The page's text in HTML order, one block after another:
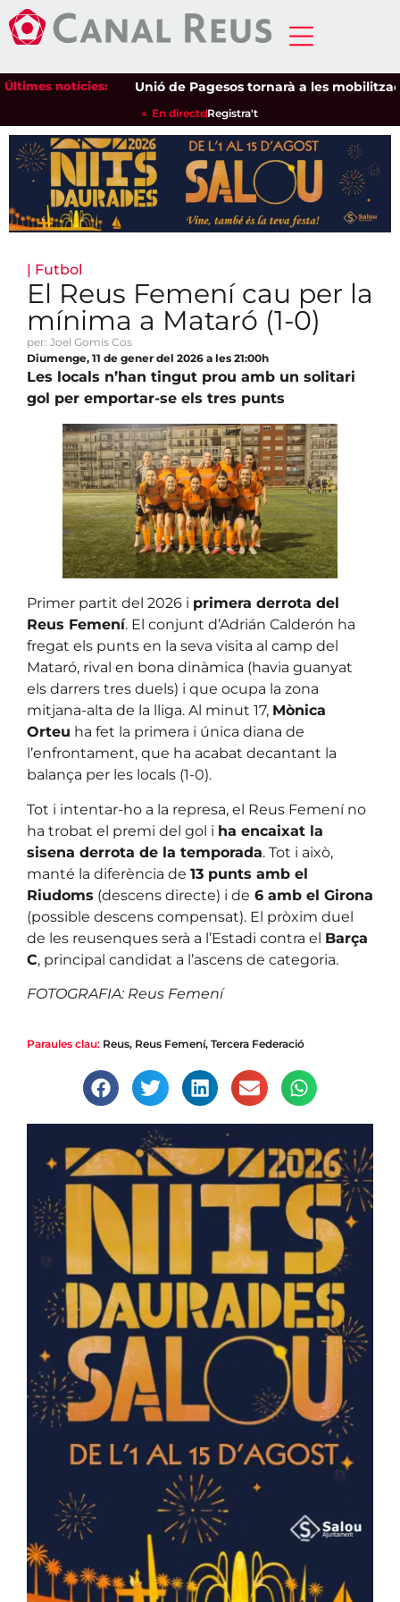
Últimes notícies:Unió de Pagesos tornarà a les
En directeRegistra't
| Futbol
El Reus Femení cau per la
mínima a Mataró (1-0)
per: Joel Gomis Cos
Diumenge, 11 de gener del 2026 a les 21:00h
Les locals n’han tingut prou amb un solitari
gol per emportar-se els tres punts
Primer partit del 2026 i primera derrota del
Reus Femení. El conjunt d’Adrián Calderón ha
fregat els punts en la seva visita al camp del
Mataró, rival en bona dinàmica (havia guanyat
els darrers tres duels) i que ocupa la zona
mitjana-alta de la lliga. Al minut 17, Mònica
Orteu ha fet la primera i única diana de
l’enfrontament, que ha acabat decantant la
balança per les locals (1-0).
Tot i intentar-ho a la represa, el Reus Femení no
ha trobat el premi del gol i ha encaixat la
sisena derrota de la temporada. Tot i això,
manté la diferència de 13 punts amb el
Riudoms (descens directe) i de 6 amb el Girona
(possible descens compensat). El pròxim duel
de les reusenques serà a l’Estadi contra el Barça
C, principal candidat a l’ascens de categoria.
FOTOGRAFIA: Reus Femení
Paraules clau: Reus, Reus Femení, Tercera Federació